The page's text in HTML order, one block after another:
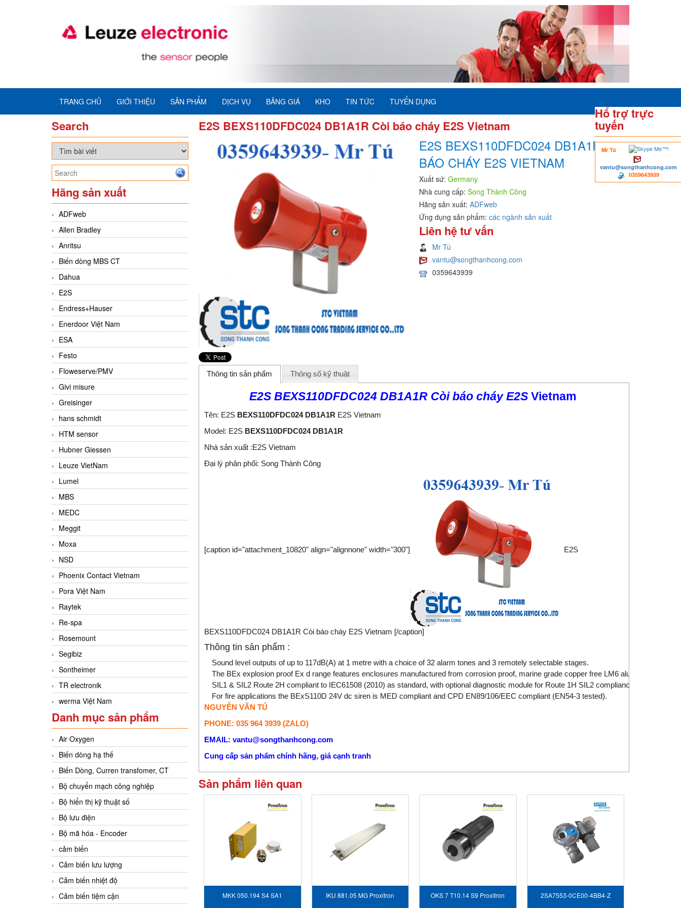
TRANG CHỦ GIỚI THIỆU SẢN PHẨM DỊCH VỤ BẢNG GIÁ KHO TIN TỨC TUYỂN DỤNG
Search
Hổ trợ trực
tuyến
Mr Tú
vantu@songthanhcong.com
0359643939
Hãng sản xuất
ADFweb
Allen Bradley
Anritsu
Biến dòng MBS CT
Dahua
E2S
Endress+Hauser
Enerdoor Việt Nam
ESA
Festo
Floweserve/PMV
Givi misure
Greisinger
hans schmidt
HTM sensor
Hubner Giessen
Leuze VietNam
Lumel
MBS
MEDC
Meggit
Moxa
NSD
Phoenix Contact Vietnam
Pora Việt Nam
Raytek
Re-spa
Rosemount
Segibiz
Sontheimer
TR electronik
werma Việt Nam
Danh mục sản phẩm
Air Oxygen
Biến dòng hạ thế
Biến Dòng, Curren transfomer, CT
Bộ chuyển mạch công nghiệp
Bộ hiển thị kỹ thuật số
Bộ lưu điện
Bộ mã hóa - Encoder
cảm biến
Cảm biến lưu lượng
Cảm biến nhiệt độ
Cảm biến tiệm cận
E2S BEXS110DFDC024 DB1A1R Còi báo cháy E2S Vietnam
E2S BEXS110DFDC024 DB1A1R CÒI
BÁO CHÁY E2S VIETNAM
Xuất sứ: Germany
Nhà cung cấp: Song Thành Công
Hãng sản xuất: ADFweb
Ứng dụng sản phẩm: các ngành sản xuất
Liên hệ tư vấn
Mr Tú
vantu@songthanhcong.com
0359643939
Thông tin sản phẩm Thông số kỹ thuật
E2S BEXS110DFDC024 DB1A1R Còi báo cháy E2S Vietnam
Tên: E2S BEXS110DFDC024 DB1A1R E2S Vietnam
Model: E2S BEXS110DFDC024 DB1A1R
Nhà sản xuất :E2S Vietnam
Đại lý phân phối: Song Thành Công
[caption id="attachment_10820" align="alignnone" width="300"] E2S
BEXS110DFDC024 DB1A1R Còi báo cháy E2S Vietnam [/caption]
Thông tin sản phẩm :
Sound level outputs of up to 117dB(A) at 1 metre with a choice of 32 alarm tones and 3 remotely selectable stages.
The BEx explosion proof Ex d range features enclosures manufactured from corrosion proof, marine grade copper free LM6 aluminium with
SIL1 & SIL2 Route 2H compliant to IEC61508 (2010) as standard, with optional diagnostic module for Route 1H SIL2 compliance.
For fire applications the BExS110D 24V dc siren is MED compliant and CPD EN89/106/EEC compliant (EN54-3 tested).
NGUYỄN VĂN TÚ
PHONE: 035 964 3939 (ZALO)
EMAIL: vantu@songthanhcong.com
Cung cấp sản phẩm chính hãng, giá cạnh tranh
Sản phẩm liên quan
MKK 050.194 S4 SA1
IKU 881.05 MG Proxitron
OKS 7 T10.14 S9 Proxitron
2SA7553-0CE00-4BB4-Z